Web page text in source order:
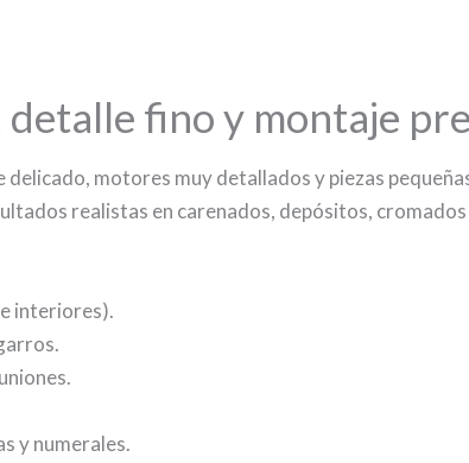
fino y montaje
delicado, motores muy detallados y piezas
realistas en carenados, depósitos,
interiores).
y numerales.